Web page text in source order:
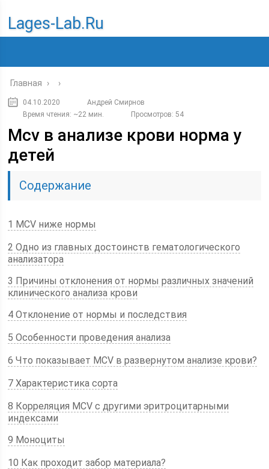
Lages-Lab.ru
Главная › ›
04.10.2020
Андрей Смирнов
Время чтения: ~22 мин.
Просмотров: 54
Mcv в анализе крови норма у
детей
Содержание
1 MCV ниже нормы
2 Одно из главных достоинств гематологического
анализатора
3 Причины отклонения от нормы различных значений
клинического анализа крови
4 Отклонение от нормы и последствия
5 Особенности проведения анализа
6 Что показывает MCV в развернутом анализе крови?
7 Характеристика сорта
8 Корреляция MCV с другими эритроцитарными
индексами
9 Моноциты
10 Как проходит забор материала?